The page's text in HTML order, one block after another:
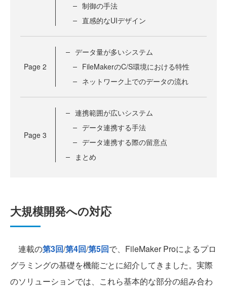
制御の手法
直感的なUIデザイン
Page 2
データ量が多いシステム
FileMakerのC/S環境における特性
ネットワーク上でのデータの流れ
Page 3
連携範囲が広いシステム
データ連携する手法
データ連携する際の留意点
まとめ
大規模開発への対応
連載の第3回/第4回/第5回で、FileMaker Proによるプロ
グラミングの基礎を機能ごとに紹介してきました。実際
のソリューションでは、これら基本的な部分の組み合わ